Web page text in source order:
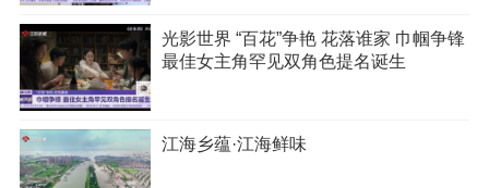
光影世界 “百花”争艳 花落谁家 巾帼争锋
最佳女主角罕见双角色提名诞生
江海乡蕴·江海鲜味